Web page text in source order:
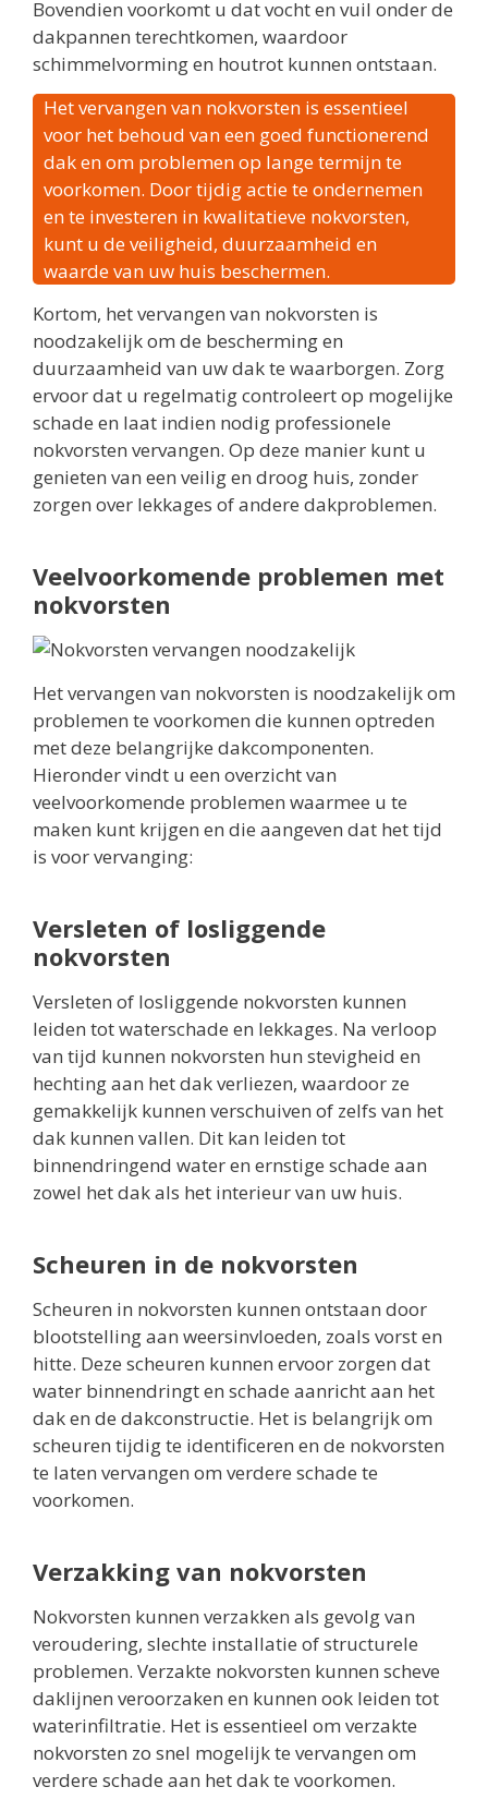
Bovendien voorkomt u dat vocht en vuil onder de
dakpannen terechtkomen, waardoor
schimmelvorming en houtrot kunnen ontstaan.
Het vervangen van nokvorsten is essentieel
voor het behoud van een goed functionerend
dak en om problemen op lange termijn te
voorkomen. Door tijdig actie te ondernemen
en te investeren in kwalitatieve nokvorsten,
kunt u de veiligheid, duurzaamheid en
waarde van uw huis beschermen.
Kortom, het vervangen van nokvorsten is
noodzakelijk om de bescherming en
duurzaamheid van uw dak te waarborgen. Zorg
ervoor dat u regelmatig controleert op mogelijke
schade en laat indien nodig professionele
nokvorsten vervangen. Op deze manier kunt u
genieten van een veilig en droog huis, zonder
zorgen over lekkages of andere dakproblemen.
Veelvoorkomende problemen met
nokvorsten
Het vervangen van nokvorsten is noodzakelijk om
problemen te voorkomen die kunnen optreden
met deze belangrijke dakcomponenten.
Hieronder vindt u een overzicht van
veelvoorkomende problemen waarmee u te
maken kunt krijgen en die aangeven dat het tijd
is voor vervanging:
Versleten of losliggende
nokvorsten
Versleten of losliggende nokvorsten kunnen
leiden tot waterschade en lekkages. Na verloop
van tijd kunnen nokvorsten hun stevigheid en
hechting aan het dak verliezen, waardoor ze
gemakkelijk kunnen verschuiven of zelfs van het
dak kunnen vallen. Dit kan leiden tot
binnendringend water en ernstige schade aan
zowel het dak als het interieur van uw huis.
Scheuren in de nokvorsten
Scheuren in nokvorsten kunnen ontstaan door
blootstelling aan weersinvloeden, zoals vorst en
hitte. Deze scheuren kunnen ervoor zorgen dat
water binnendringt en schade aanricht aan het
dak en de dakconstructie. Het is belangrijk om
scheuren tijdig te identificeren en de nokvorsten
te laten vervangen om verdere schade te
voorkomen.
Verzakking van nokvorsten
Nokvorsten kunnen verzakken als gevolg van
veroudering, slechte installatie of structurele
problemen. Verzakte nokvorsten kunnen scheve
daklijnen veroorzaken en kunnen ook leiden tot
waterinfiltratie. Het is essentieel om verzakte
nokvorsten zo snel mogelijk te vervangen om
verdere schade aan het dak te voorkomen.